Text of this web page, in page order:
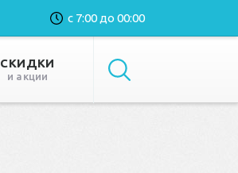
с 7:00 до 00:00
СКИДКИ
и акции